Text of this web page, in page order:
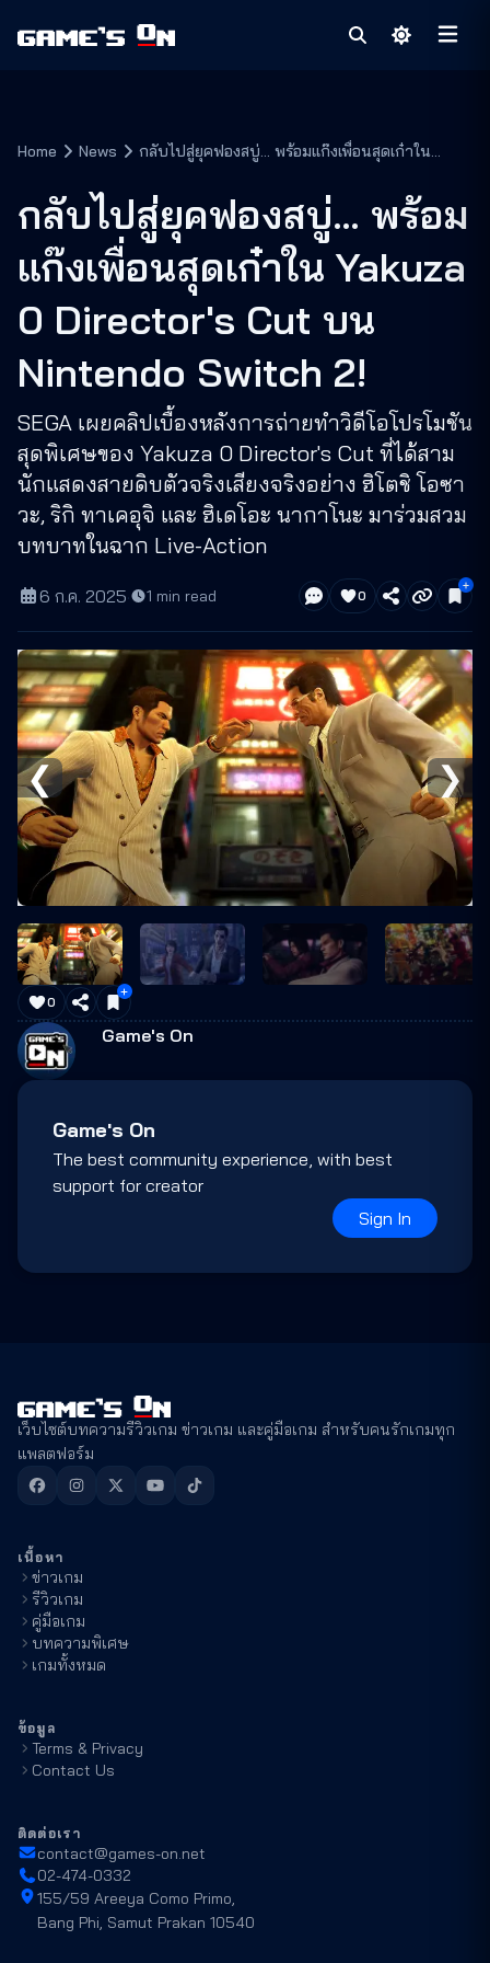
Home News
กลับไปสู่ยุคฟองสบู่… พร้อมแก๊งเพื่อนสุดเก๋าใน
กลับไปสู่ยุคฟองสบู่… พร้อม
แก๊งเพื่อนสุดเก๋าใน Yakuza
0 Director's Cut บน
Nintendo Switch 2!
SEGA เผยคลิปเบื้องหลังการถ่ายทำวิดีโอโปรโมชัน
สุดพิเศษของ Yakuza 0 Director's Cut ที่ได้สาม
นักแสดงสายดิบตัวจริงเสียงจริงอย่าง ฮิโตชิ โอซา
วะ, ริกิ ทาเคอุจิ และ ฮิเดโอะ นากาโนะ มาร่วมสวม
บทบาทในฉาก Live-Action
6 ก.ค. 2025· 1 min read 0
❮ ❯
0
Game's On
Game's On
The best community experience, with best
support for creator
Sign In
เว็บไซต์บทความรีวิวเกม ข่าวเกม และคู่มือเกม สำหรับคนรักเกมทุก
แพลตฟอร์ม
เนื้อหา
ข่าวเกม
รีวิวเกม
คู่มือเกม
บทความพิเศษ
เกมทั้งหมด
ข้อมูล
Terms & Privacy
Contact Us
ติดต่อเรา
contact@games-on.net
02-474-0332
155/59 Areeya Como Primo,
Bang Phi, Samut Prakan 10540